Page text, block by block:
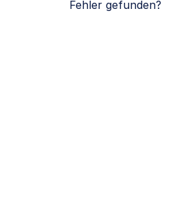
Fehler gefunden?